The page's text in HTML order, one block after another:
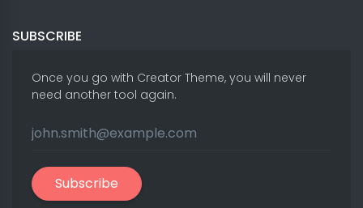
SUBSCRIBE
Once you go with Creator Theme, you will never
need another tool again.
Subscribe